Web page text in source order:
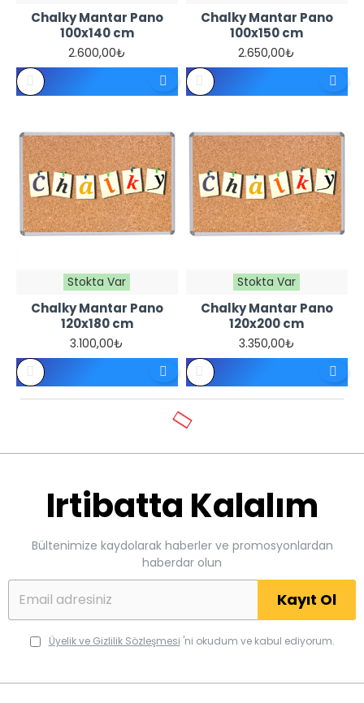
Chalky Mantar Pano
100x140 cm
2.600,00₺
Chalky Mantar Pano
100x150 cm
2.650,00₺
Stokta Var
Chalky Mantar Pano
120x180 cm
3.100,00₺
Stokta Var
Chalky Mantar Pano
120x200 cm
3.350,00₺
Irtibatta Kalalım
Bültenimize kaydolarak haberler ve promosyonlardan
haberdar olun
Kayıt Ol
Üyelik ve Gizlilik Sözleşmesi 'ni okudum ve kabul ediyorum.